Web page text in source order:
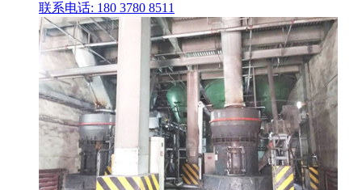
联系电话: 180 3780 8511